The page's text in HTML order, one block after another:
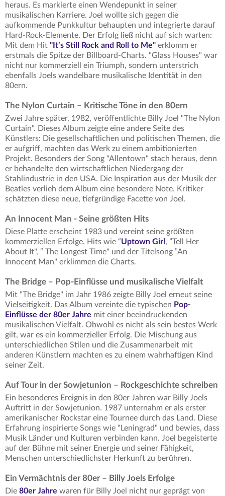
heraus. Es markierte einen Wendepunkt in seiner
musikalischen Karriere. Joel wollte sich gegen die
aufkommende Punkkultur behaupten und integrierte darauf
Hard-Rock-Elemente. Der Erfolg ließ nicht auf sich warten:
Mit dem Hit "It’s Still Rock and Roll to Me" erklomm er
erstmals die Spitze der Billboard-Charts. "Glass Houses" war
nicht nur kommerziell ein Triumph, sondern unterstrich
ebenfalls Joels wandelbare musikalische Identität in den
80ern.
The Nylon Curtain – Kritische Töne in den 80ern
Zwei Jahre später, 1982, veröffentlichte Billy Joel "The Nylon
Curtain". Dieses Album zeigte eine andere Seite des
Künstlers: Die gesellschaftlichen und politischen Themen, die
er aufgriff, machten das Werk zu einem ambitionierten
Projekt. Besonders der Song "Allentown" stach heraus, denn
er behandelte den wirtschaftlichen Niedergang der
Stahlindustrie in den USA. Die Inspiration aus der Musik der
Beatles verlieh dem Album eine besondere Note. Kritiker
schätzten diese neue, tiefgründige Facette von Joel.
An Innocent Man - Seine größten Hits
Diese Platte erscheint 1983 und vereint seine größten
kommerziellen Erfolge. Hits wie “Uptown Girl , ”Tell Her
About It", “ The Longest Time" und der Titelsong ”An
Innocent Man" erklimmen die Charts.
The Bridge – Pop-Einflüsse und musikalische Vielfalt
Mit "The Bridge" im Jahr 1986 zeigte Billy Joel erneut seine
Vielseitigkeit. Das Album vereinte die typischen Pop-
Einflüsse der 80er Jahre mit einer beeindruckenden
musikalischen Vielfalt. Obwohl es nicht als sein bestes Werk
gilt, war es ein kommerzieller Erfolg. Die Mischung aus
unterschiedlichen Stilen und die Zusammenarbeit mit
anderen Künstlern machten es zu einem wahrhaftigen Kind
seiner Zeit.
Auf Tour in der Sowjetunion – Rockgeschichte schreiben
Ein besonderes Ereignis in den 80er Jahren war Billy Joels
Auftritt in der Sowjetunion. 1987 unternahm er als erster
amerikanischer Rockstar eine Tournee durch das Land. Diese
Erfahrung inspirierte Songs wie "Leningrad" und bewies, dass
Musik Länder und Kulturen verbinden kann. Joel begeisterte
auf der Bühne mit seiner Energie und seiner Fähigkeit,
Menschen unterschiedlichster Herkunft zu berühren.
Ein Vermächtnis der 80er – Billy Joels Erfolge
Die 80er Jahre waren für Billy Joel nicht nur geprägt von